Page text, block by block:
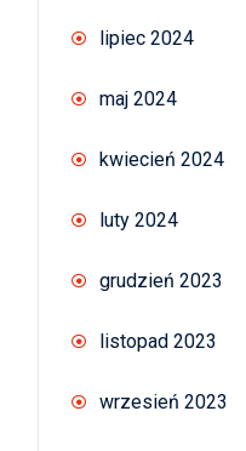
lipiec 2024
maj 2024
kwiecień 2024
luty 2024
grudzień 2023
listopad 2023
wrzesień 2023